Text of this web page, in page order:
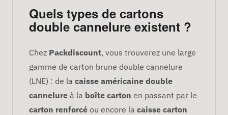
Quels types de cartons
double cannelure existent ?
Chez Packdiscount, vous trouverez une large
gamme de carton brune double cannelure
(LNE) : de la caisse américaine double
cannelure à la boîte carton en passant par le
carton renforcé ou encore la caisse carton